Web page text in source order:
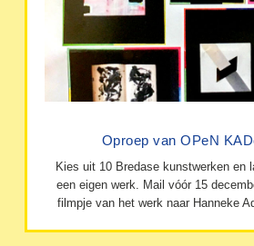
Oproep van OPeN
Kies uit 10 Bredase kunstwerken en
een eigen werk. Mail vóór 15
filmpje van het werk naar Hanneke